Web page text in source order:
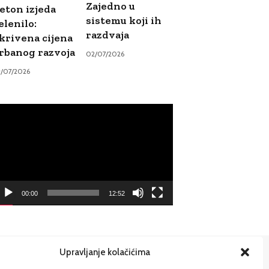
Upravljanje kolačićima
izjeda
cijena
razvoja
07/2026
Zajedno u
sistemu koji ih
razdvaja
02/07/2026
00:00 12:52